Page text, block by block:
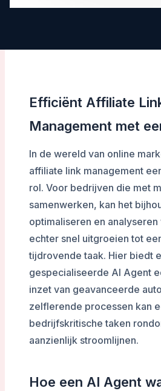
Efficiënt Affiliate
Management met
In de wereld van online
affiliate link management
rol. Voor bedrijven die met
samenwerken, kan het
optimaliseren en
echter snel uitgroeien tot
tijdrovende taak. Hier biedt
gespecialiseerde AI Agent
inzet van geavanceerde
zelflerende processen kan
bedrijfskritische taken
aanzienlijk stroomlijnen.
Hoe een AI Agent